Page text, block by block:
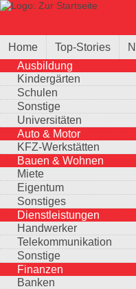
Direkt zum Inhalt
Home Top-Stories
Ausbildung
Kindergärten
Schulen
Sonstige
Universitäten
Auto & Motor
KFZ-Werkstätten
Bauen & Wohnen
Miete
Eigentum
Sonstiges
Dienstleistungen
Handwerker
Telekommunikation
Sonstige
Finanzen
Banken